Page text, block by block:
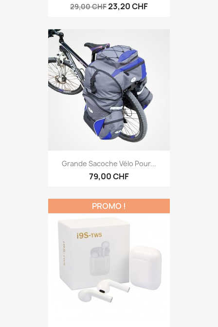
29,00 CHF23,20 CHF
Grande Sacoche Vélo Pour...
79,00 CHF
PROMO !